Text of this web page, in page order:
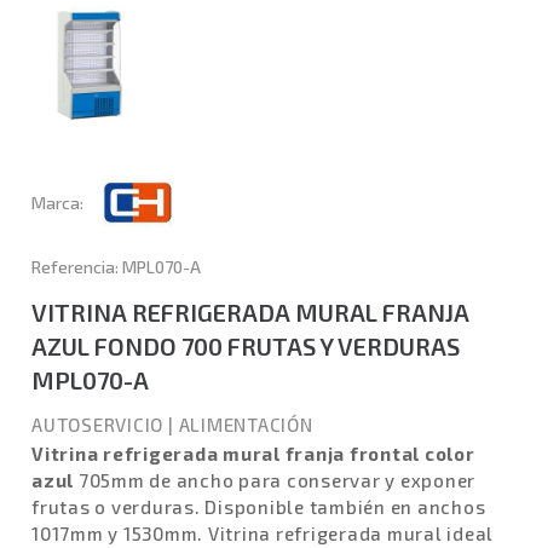
Marca:
Referencia: MPL070-A
VITRINA REFRIGERADA MURAL FRANJA
AZUL FONDO 700 FRUTAS Y VERDURAS
MPL070-A
AUTOSERVICIO | ALIMENTACIÓN
Vitrina refrigerada mural franja frontal color
azul 705mm de ancho para conservar y exponer
frutas o verduras. Disponible también en anchos
1017mm y 1530mm. Vitrina refrigerada mural ideal